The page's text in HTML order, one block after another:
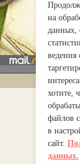
О нас
на
данных,
ведения
хотите,
файлов
в
сайт.
данных.